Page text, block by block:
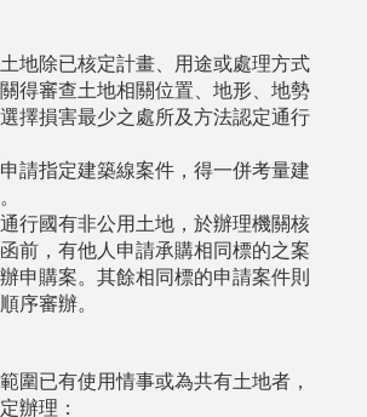
地除已核定計畫、用途或處理方式
得審查土地相關位置、地形、地勢
擇損害最少之處所及方法認定通行
請指定建築線案件，得一併考量建
行國有非公用土地，於辦理機關核
前，有他人申請承購相同標的之案
申購案。其餘相同標的申請案件則
序審辦。
圍已有使用情事或為共有土地者，
辦理：